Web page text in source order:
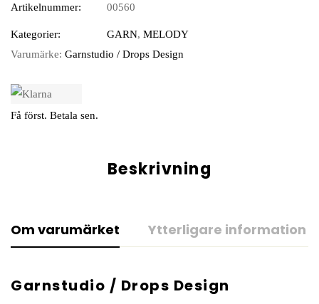
Artikelnummer: 00560
Kategorier: GARN, MELODY
Varumärke: Garnstudio / Drops Design
Få först. Betala sen.
Beskrivning
Om varumärket Ytterligare information
Garnstudio / Drops Design